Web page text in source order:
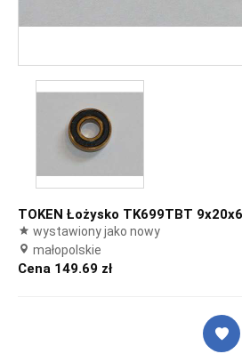
TOKEN Łożysko TK699TBT
wystawiony jako nowy
małopolskie
Cena 149.69 zł